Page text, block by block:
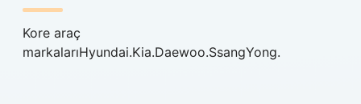
Kore araç
markalarıHyundai.Kia.Daewoo.SsangYong.